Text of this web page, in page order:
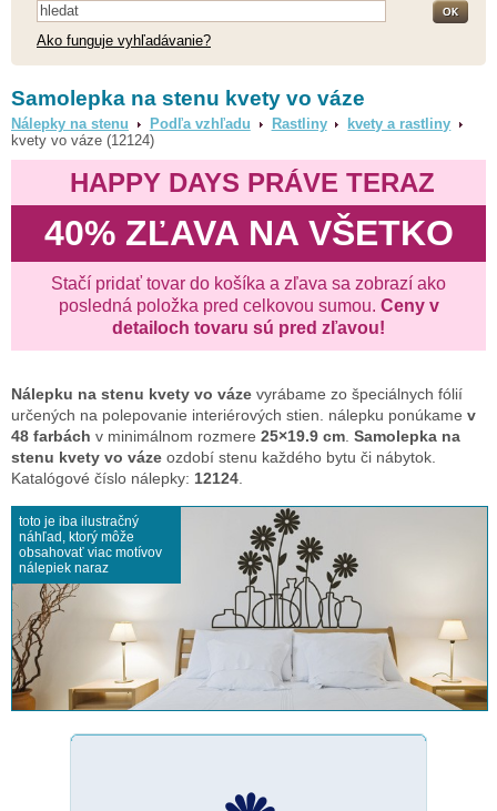
Ako funguje vyhľadávanie?
Samolepka na stenu kvety vo váze
Nálepky na stenu Podľa vzhľadu Rastliny
kvety a rastliny
kvety vo váze (12124)
HAPPY DAYS PRÁVE TERAZ
40% ZĽAVA NA VŠETKO
Stačí pridať tovar do košíka a zľava sa zobrazí ako
posledná položka pred celkovou sumou. Ceny v
detailoch tovaru sú pred zľavou!
Nálepku na stenu kvety vo váze vyrábame zo špeciálnych fólií
určených na polepovanie interiérových stien. nálepku ponúkame v
48 farbách v minimálnom rozmere 25×19.9 cm Samolepka na
stenu kvety vo váze ozdobí stenu každého bytu či nábytok.
Katalógové číslo nálepky: 12124
toto je iba ilustračný
náhľad, ktorý môže
obsahovať viac motívov
nálepiek naraz